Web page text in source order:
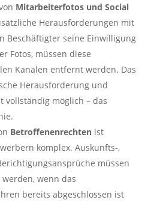
Mitarbeiterfotos und Social
Herausforderungen mit
Beschäftigter seine Einwilligung
Fotos, müssen diese
Kanälen entfernt werden. Das
Herausforderung und
vollständig möglich – das
Betroffenenrechtenist
komplex. Auskunfts-,
müssen
wenn das
bereits abgeschlossen ist